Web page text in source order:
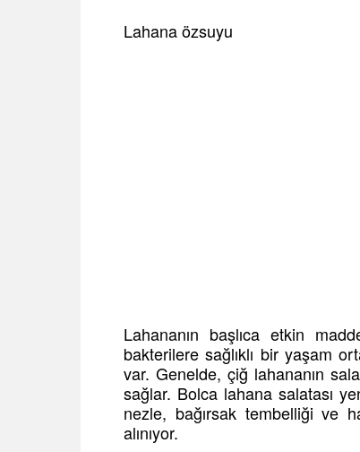
Lahana özsuyu
Lahananın başlıca etkin
bakterilere sağlıklı bir yaşam
var. Genelde, çiğ lahananın
sağlar. Bolca lahana salatası
nezle, bağırsak tembelliği ve
alınıyor.